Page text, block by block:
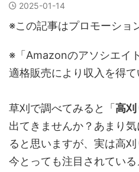
2025-01-14
※この記事はプロモーショ
※「Amazonのアソシエイ
適格販売により収入を得て
草刈で調べてみると「 高刈
出てきませんか？あまり
ると思いますが、実は高
今とっても注目されてい